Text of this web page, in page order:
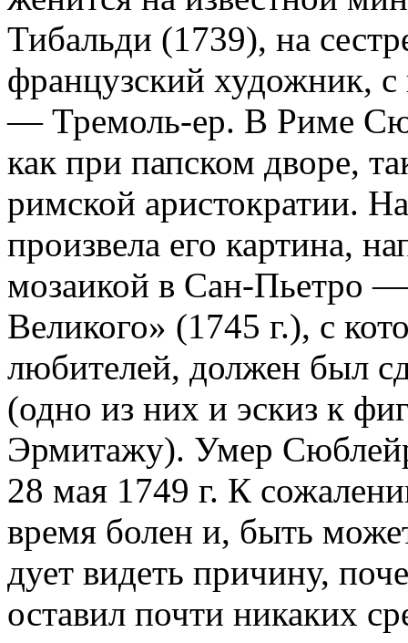
Тибальди (1739), на
французский художник,
— Тремоль-ер. В Риме
как при папском дворе,
римской аристократии.
произвела его кар­тина,
мозаикой в Сан-Пьетро
Великого» (1745 г.), с
любителей, должен был
(одно из них и эскиз к
Эрми­тажу). Умер
28 мая 1749 г. К
время болен и, быть
дует видеть причину,
оставил почти никаких